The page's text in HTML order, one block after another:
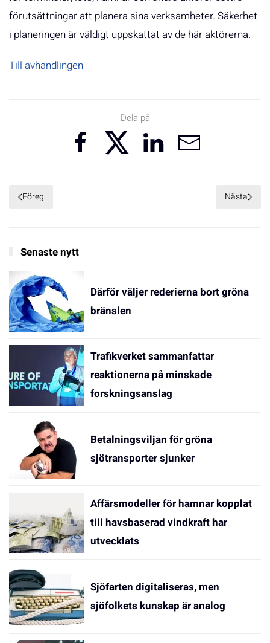
förutsättningar att planera sina verksamheter. Säkerhet
i planeringen är väldigt uppskattat av de här aktörerna.
Till avhandlingen
Dela på
Föreg Nästa
Senaste nytt
Därför väljer rederierna bort gröna
bränslen
Trafikverket sammanfattar
reaktionerna på minskade
forskningsanslag
Betalningsviljan för gröna
sjötransporter sjunker
Affärsmodeller för hamnar kopplat
till havsbaserad vindkraft har
utvecklats
Sjöfarten digitaliseras, men
sjöfolkets kunskap är analog